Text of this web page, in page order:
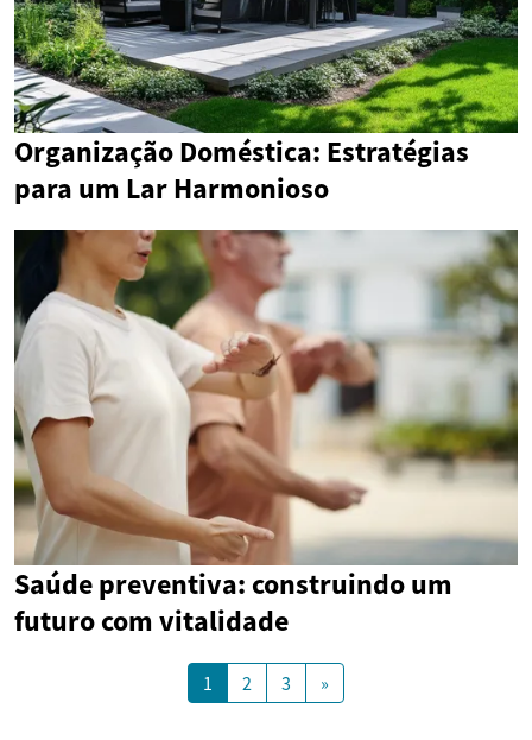
Organização Doméstica: Estratégias
para um Lar Harmonioso
Saúde preventiva: construindo um
futuro com vitalidade
1 2 3 »